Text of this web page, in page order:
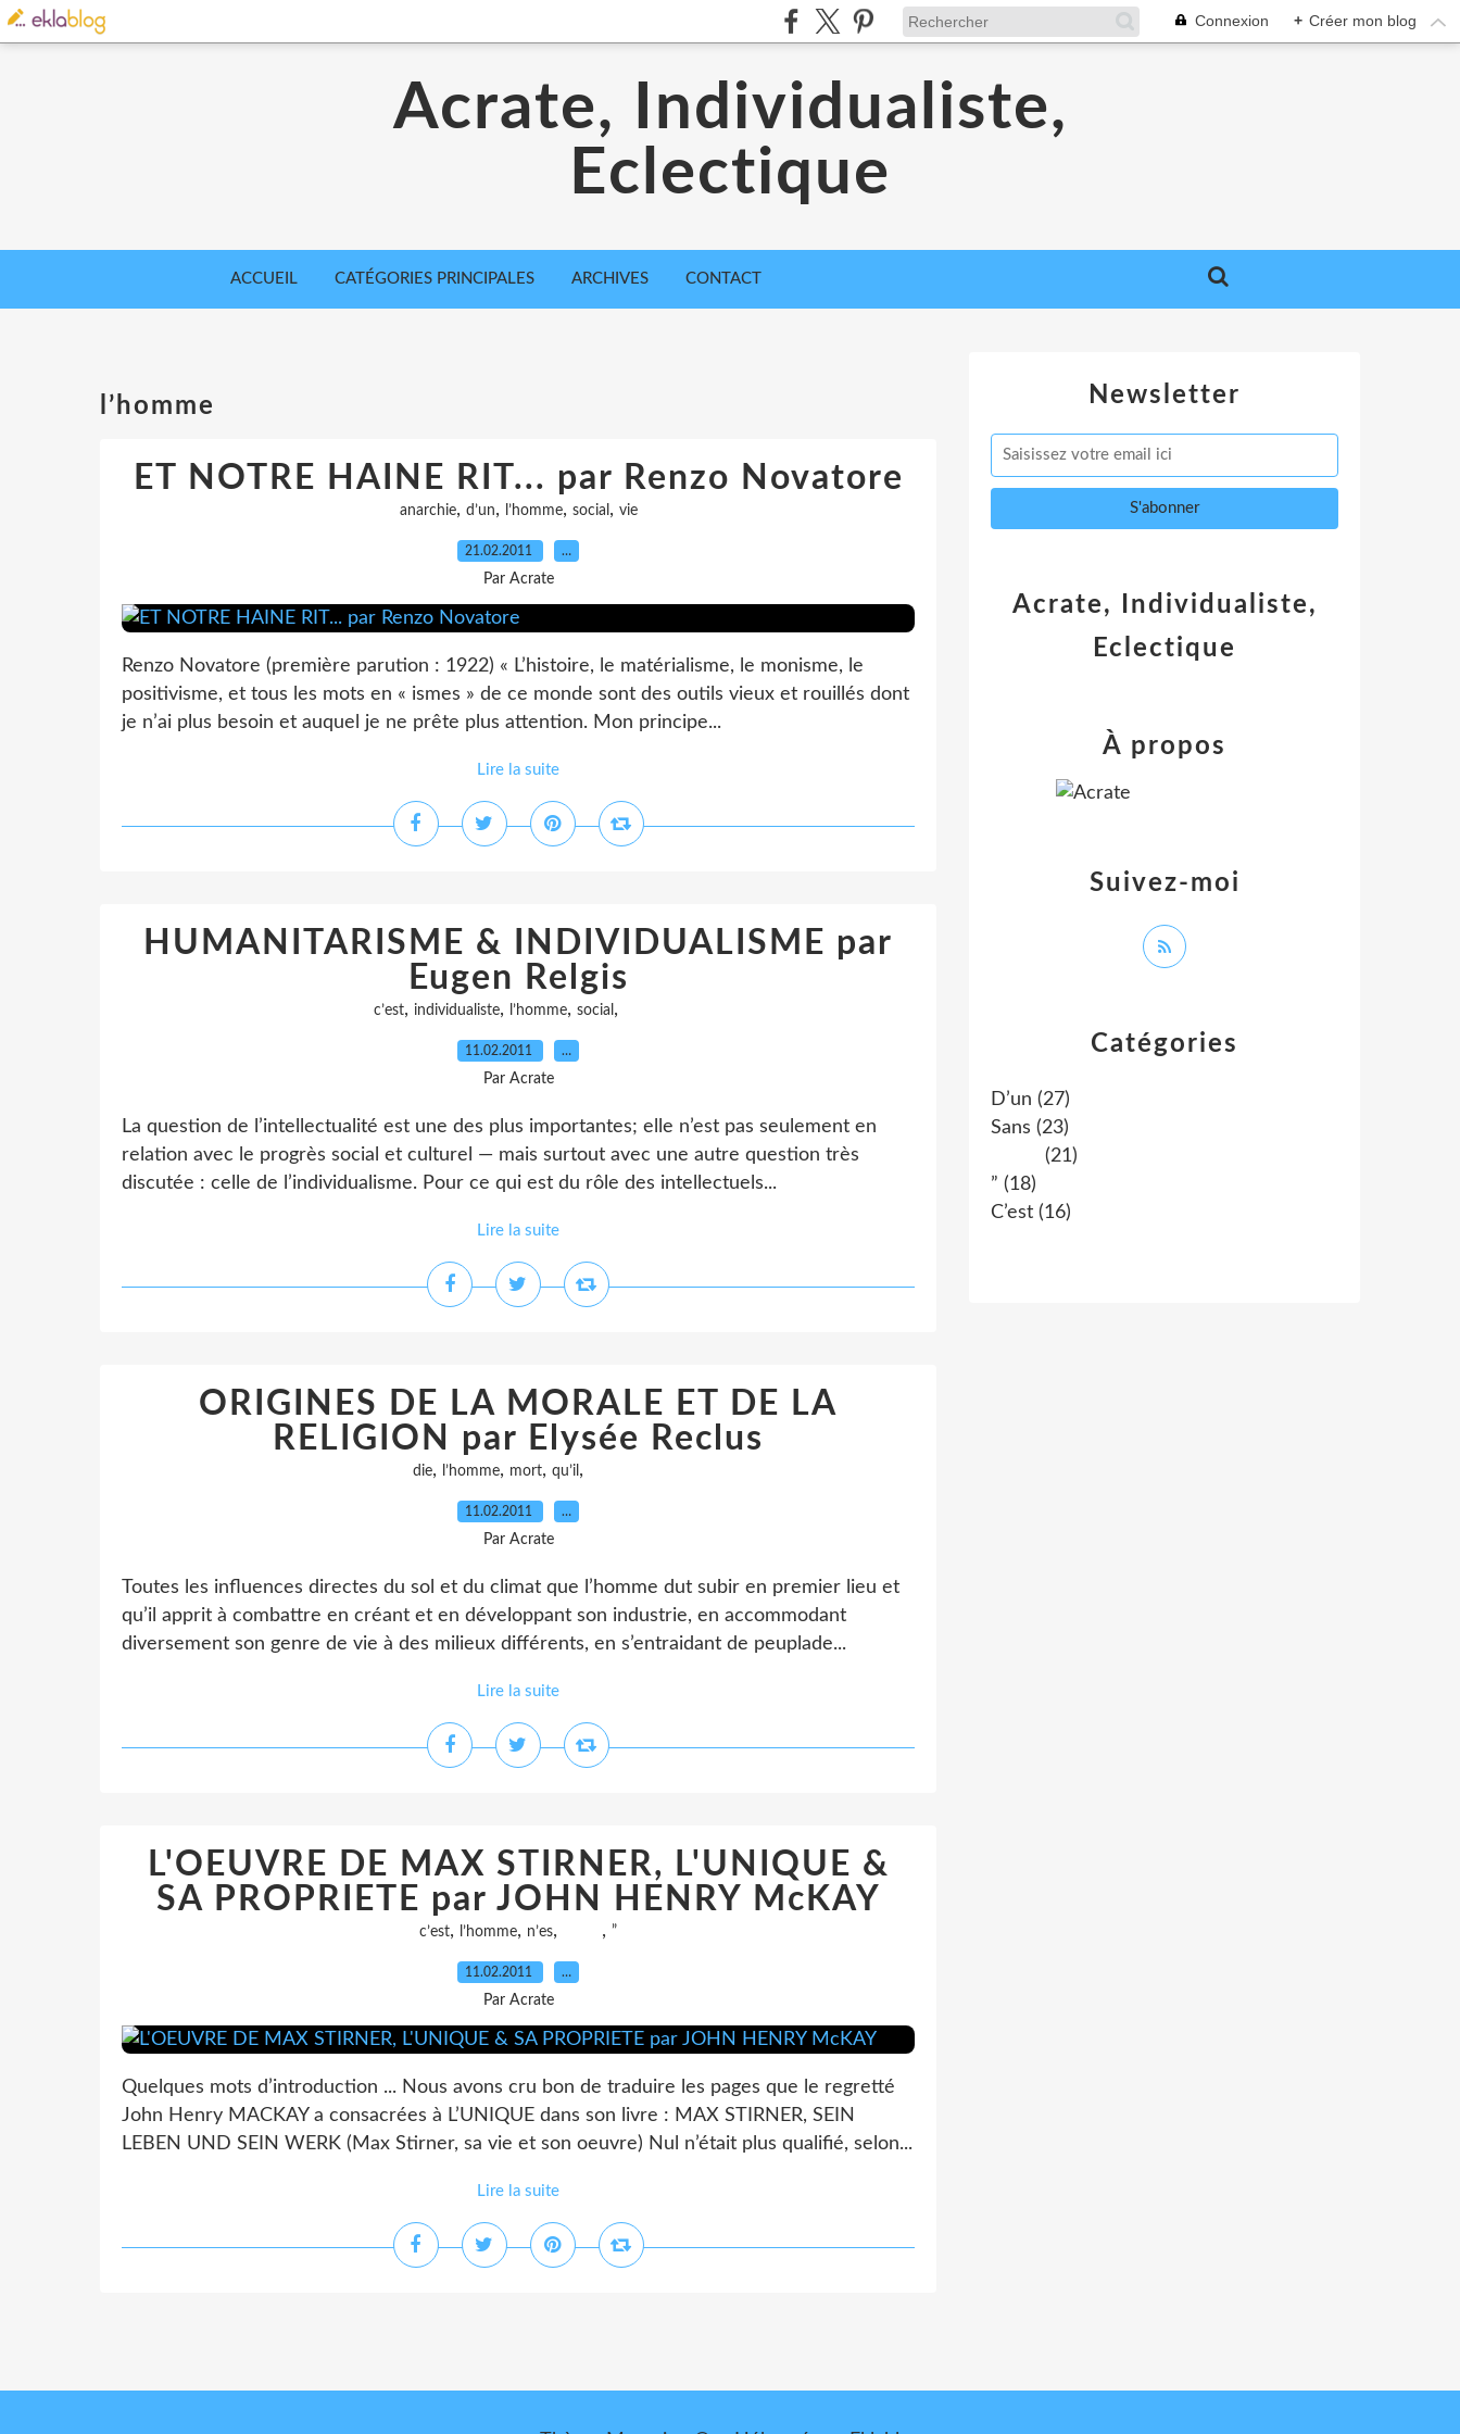
Connexion + Créer mon blog
Acrate, Individualiste,
Eclectique
ACCUEIL CATÉGORIES PRINCIPALES ARCHIVES CONTACT
l’homme
ET NOTRE HAINE RIT... par Renzo Novatore
anarchie, d’un, l’homme, social , vie
21.02.2011 …
Par Acrate
Renzo Novatore (première parution : 1922) « L’histoire, le matérialisme, le monisme, le
positivisme, et tous les mots en « ismes » de ce monde sont des outils vieux et rouillés dont
je n’ai plus besoin et auquel je ne prête plus attention. Mon principe...
Lire la suite
HUMANITARISME & INDIVIDUALISME par
Eugen Relgis
c’est, individualiste, l’homme, social ,
11.02.2011 …
Par Acrate
La question de l’intellectualité est une des plus importantes; elle n’est pas seulement en
relation avec le progrès social et culturel — mais surtout avec une autre question très
discutée : celle de l’individualisme. Pour ce qui est du rôle des intellectuels...
Lire la suite
ORIGINES DE LA MORALE ET DE LA
RELIGION par Elysée Reclus
die, l’homme, mort, qu’il ,
11.02.2011 …
Par Acrate
Toutes les influences directes du sol et du climat que l’homme dut subir en premier lieu et
qu’il apprit à combattre en créant et en développant son industrie, en accommodant
diversement son genre de vie à des milieux différents, en s’entraidant de peuplade...
Lire la suite
L'OEUVRE DE MAX STIRNER, L'UNIQUE &
SA PROPRIETE par JOHN HENRY McKAY
c’est, l’homme, n’es, , ”
11.02.2011 …
Par Acrate
Quelques mots d’introduction ... Nous avons cru bon de traduire les pages que le regretté
John Henry MACKAY a consacrées à L’UNIQUE dans son livre : MAX STIRNER, SEIN
LEBEN UND SEIN WERK (Max Stirner, sa vie et son oeuvre) Nul n’était plus qualifié, selon...
Lire la suite
Newsletter
Catégories
D’un (27)
Sans (23)
(21)
” (18)
C’est (16)
Acrate, Individualiste,
Eclectique
Suivez-moi
À propos